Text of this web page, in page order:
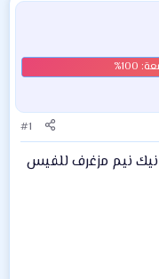
#1
نيك نيم مزغرف للفيس